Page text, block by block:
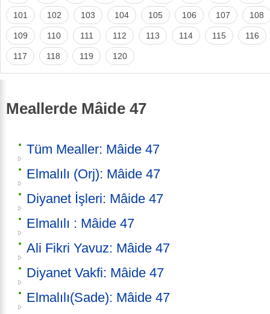
101 102 103 104 105 106 107 108
109 110 111 112 113 114 115 116
117 118 119 120
Meallerde Mâide 47
Tüm Mealler: Mâide 47
Elmalılı (Orj): Mâide 47
Diyanet İşleri: Mâide 47
Elmalılı : Mâide 47
Ali Fikri Yavuz: Mâide 47
Diyanet Vakfi: Mâide 47
Elmalılı(Sade): Mâide 47